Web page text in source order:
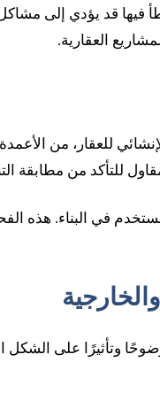
فيها قد يؤدي إلى
العقارية.
للعقار، من
للتأكد من مطابقة
في البناء. هذه
وتأثيرًا على الشكل